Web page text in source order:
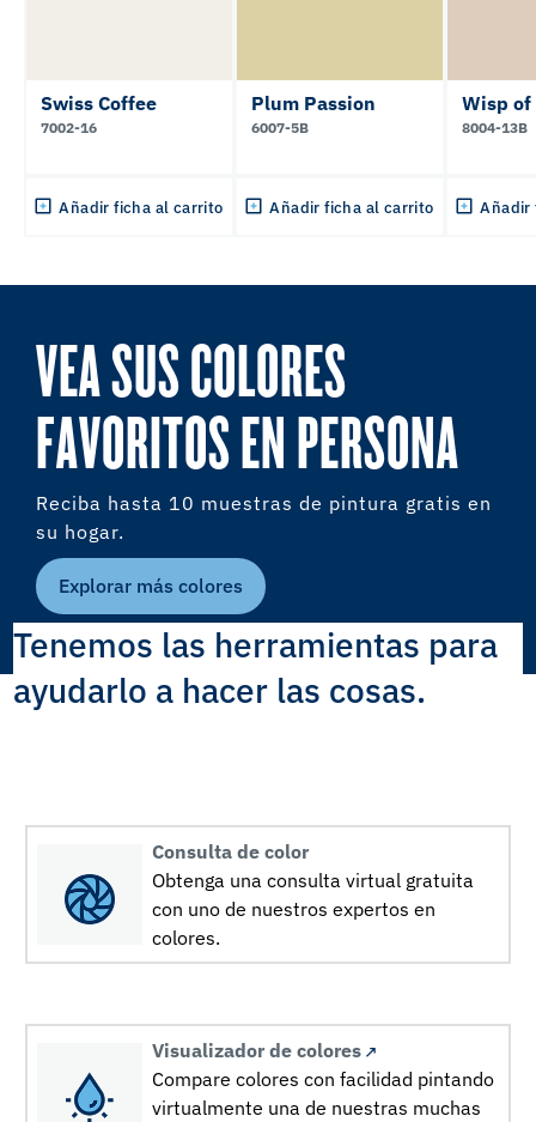
Swiss Coffee
7002-16
Añadir ficha al carrito
Plum Passion
6007-5B
Añadir ficha al carrito
Wisp of
8004-13B
Añadir
VEA SUS COLORES
FAVORITOS EN PERSONA
Reciba hasta 10 muestras de pintura gratis en
su hogar.
Explorar más colores
Tenemos las herramientas para
ayudarlo a hacer las cosas.
Consulta de color
Obtenga una consulta virtual gratuita
con uno de nuestros expertos en
colores.
Visualizador de colores
Compare colores con facilidad pintando
virtualmente una de nuestras muchas